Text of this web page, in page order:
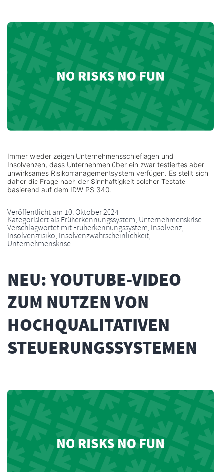
Immer wieder zeigen Unternehmensschieflagen und
Insolvenzen, dass Unternehmen über ein zwar testiertes aber
unwirksames Risikomanagementsystem verfügen. Es stellt sich
daher die Frage nach der Sinnhaftigkeit solcher Testate
basierend auf dem IDW PS 340.
Veröffentlicht am 10. Oktober 2024
Kategorisiert alsFrüherkennungssystem, Unternehmenskrise
Verschlagwortet mitFrüherkennungssystem, Insolvenz,
Insolvenzrisiko, Insolvenzwahrscheinlichkeit,
Unternehmenskrise
NEU: YOUTUBE-VIDEO
ZUM NUTZEN VON
HOCHQUALITATIVEN
STEUERUNGSSYSTEMEN